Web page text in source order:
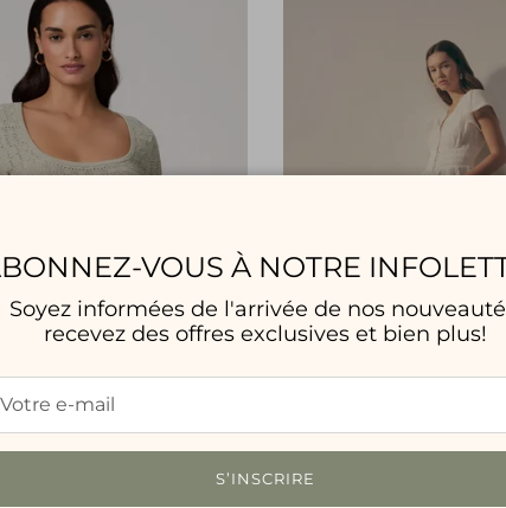
VOUS À NOTRE
Soyez informées de l'arrivée de nos
recevez des offres exclusives et bien plus!
S’INSCRIRE